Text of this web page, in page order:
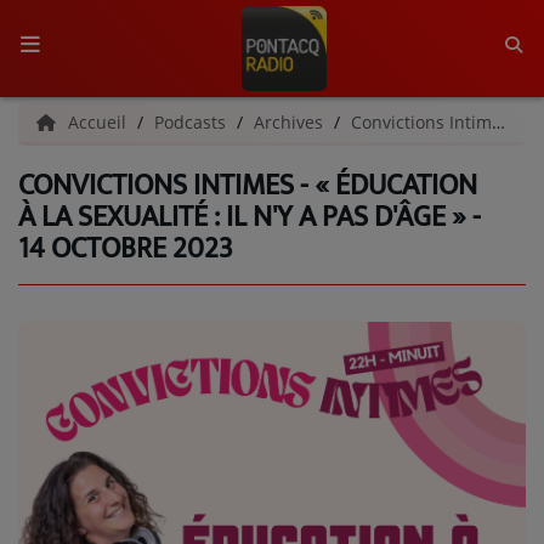
ACCUEIL
RADIO
QUI SOMMES-NOUS ?
L'ÉQUIPE
C'ÉTAIT QUOI CE TITRE ?
MÉDIAS
PODCASTS - SAISON 2026/2027
Accueil Podcasts Archives Convictions Intimes | Archives
CONVICTIONS INTIMES - « ÉDUCATION
À LA SEXUALITÉ : IL N'Y A PAS D'ÂGE » -
14 OCTOBRE 2023